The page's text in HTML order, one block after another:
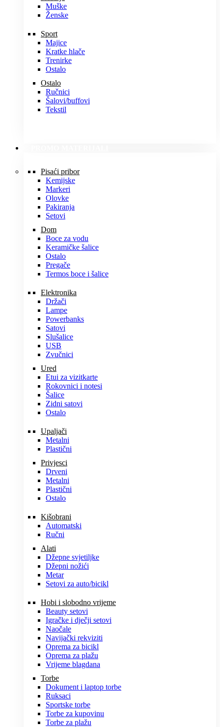
Muške
Ženske
Sport
Majice
Kratke hlače
Trenirke
Ostalo
Ostalo
Ručnici
Šalovi/buffovi
Tekstil
Pisaći pribor
Kemijske
Markeri
Olovke
Pakiranja
Setovi
Dom
Boce za vodu
Keramičke šalice
Ostalo
Pregače
Termos boce i šalice
Elektronika
Držači
Lampe
Powerbanks
Satovi
Slušalice
USB
Zvučnici
Ured
Etui za vizitkarte
Rokovnici i notesi
Šalice
Zidni satovi
Ostalo
Upaljači
Metalni
Plastični
Privjesci
Drveni
Metalni
Plastični
Ostalo
Kišobrani
Automatski
Ručni
Alati
Džepne svjetiljke
Džepni nožići
Metar
Setovi za auto/bicikl
Hobi i slobodno vrijeme
Beauty setovi
Igračke i dječji setovi
Naočale
Navijački rekviziti
Oprema za bicikl
Oprema za plažu
Vrijeme blagdana
Torbe
Dokument i laptop torbe
Ruksaci
Sportske torbe
Torbe za kupovinu
Torbe za plažu